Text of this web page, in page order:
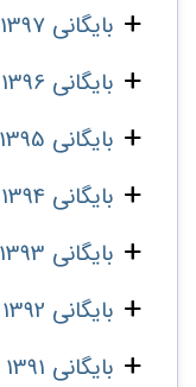
بایگانی 1397
بایگانی 1396
بایگانی 1395
بایگانی 1394
بایگانی 1393
بایگانی 1392
بایگانی 1391